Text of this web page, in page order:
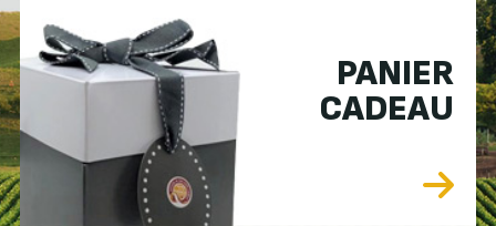
PANIER
CADEAU